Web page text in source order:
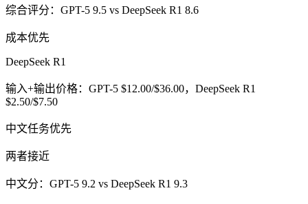
综合评分：GPT-5 9.5 vs DeepSeek R1 8.6
成本优先
DeepSeek R1
输入+输出价格：GPT-5 $12.00/$36.00，DeepSeek R1
$2.50/$7.50
中文任务优先
两者接近
中文分：GPT-5 9.2 vs DeepSeek R1 9.3